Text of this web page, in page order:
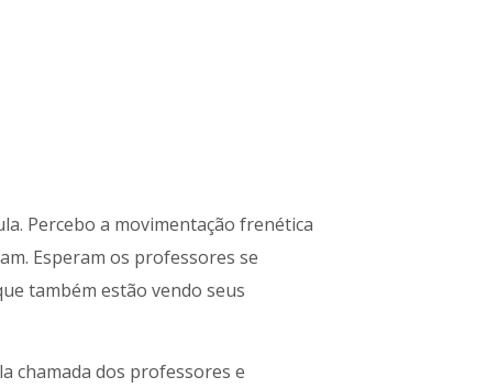
Percebo a movimentação frenética
Esperam os professores se
também estão vendo seus
chamada dos professores e